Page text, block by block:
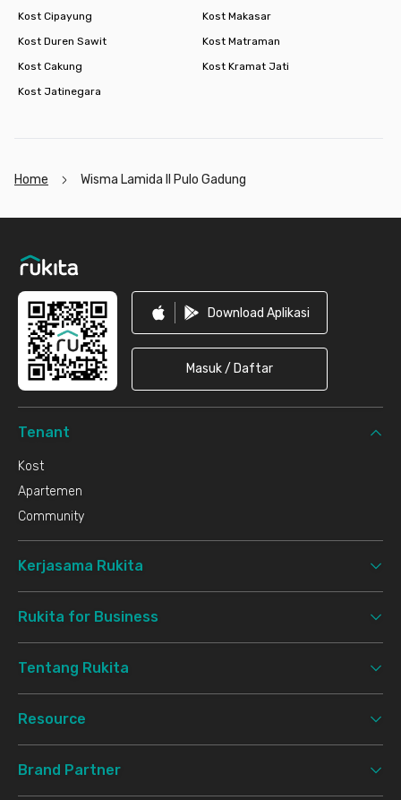
Kost Cipayung
Kost Makasar
Kost Duren Sawit
Kost Matraman
Kost Cakung
Kost Kramat Jati
Kost Jatinegara
Home Wisma Lamida II Pulo Gadung
Download Aplikasi
Masuk / Daftar
Tenant
Kost
Apartemen
Community
Kerjasama Rukita
Rukita for Business
Tentang Rukita
Resource
Brand Partner